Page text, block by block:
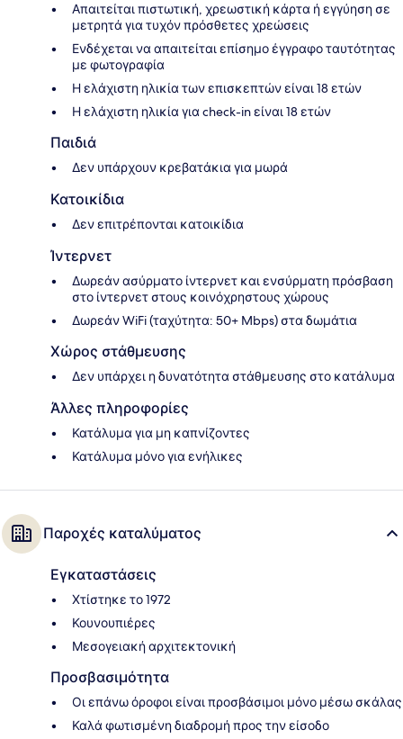
Απαιτείται πιστωτική, χρεωστική κάρτα ή εγγύηση σε
μετρητά για τυχόν πρόσθετες χρεώσεις
Ενδέχεται να απαιτείται επίσημο έγγραφο ταυτότητας
με φωτογραφία
Η ελάχιστη ηλικία των επισκεπτών είναι 18 ετών
Η ελάχιστη ηλικία για check-in είναι 18 ετών
Παιδιά
Δεν υπάρχουν κρεβατάκια για μωρά
Κατοικίδια
Δεν επιτρέπονται κατοικίδια
Ίντερνετ
Δωρεάν ασύρματο ίντερνετ και ενσύρματη πρόσβαση
στο ίντερνετ στους κοινόχρηστους χώρους
Δωρεάν WiFi (ταχύτητα: 50+ Mbps) στα δωμάτια
Χώρος στάθμευσης
Δεν υπάρχει η δυνατότητα στάθμευσης στο κατάλυμα
Άλλες πληροφορίες
Κατάλυμα για μη καπνίζοντες
Κατάλυμα μόνο για ενήλικες
Παροχές καταλύματος
Εγκαταστάσεις
Χτίστηκε το 1972
Κουνουπιέρες
Μεσογειακή αρχιτεκτονική
Προσβασιμότητα
Οι επάνω όροφοι είναι προσβάσιμοι μόνο μέσω σκάλας
Καλά φωτισμένη διαδρομή προς την είσοδο